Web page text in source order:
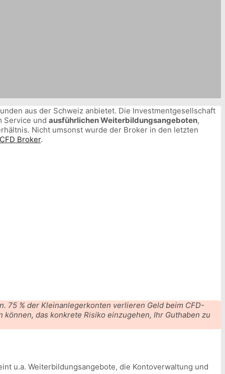
aus der Schweiz anbietet. Die Investmentgesellschaft
Service und ausführlichen Weiterbildungsangeboten,
Nicht umsonst wurde der Broker in den letzten
Broker.
75 % der Kleinanlegerkonten verlieren Geld beim CFD-
das konkrete Risiko einzugehen, Ihr Guthaben zu
u.a. Weiterbildungsangebote, die Kontoverwaltung und